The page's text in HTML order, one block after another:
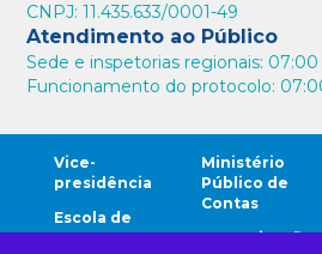
CNPJ: 11.435.633/0001-49
Atendimento ao Público
Sede e inspetorias regionais: 07:00
Funcionamento do protocolo:
Vice-
presidência
Escola de
Contas
Ministério
Público de
Contas
Comunicação